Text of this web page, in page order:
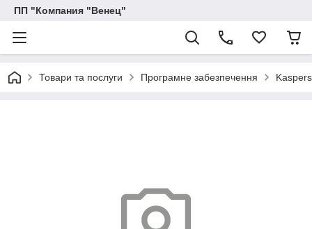
ПП "Компания "Венец"
Товари та послуги Програмне забезпечення